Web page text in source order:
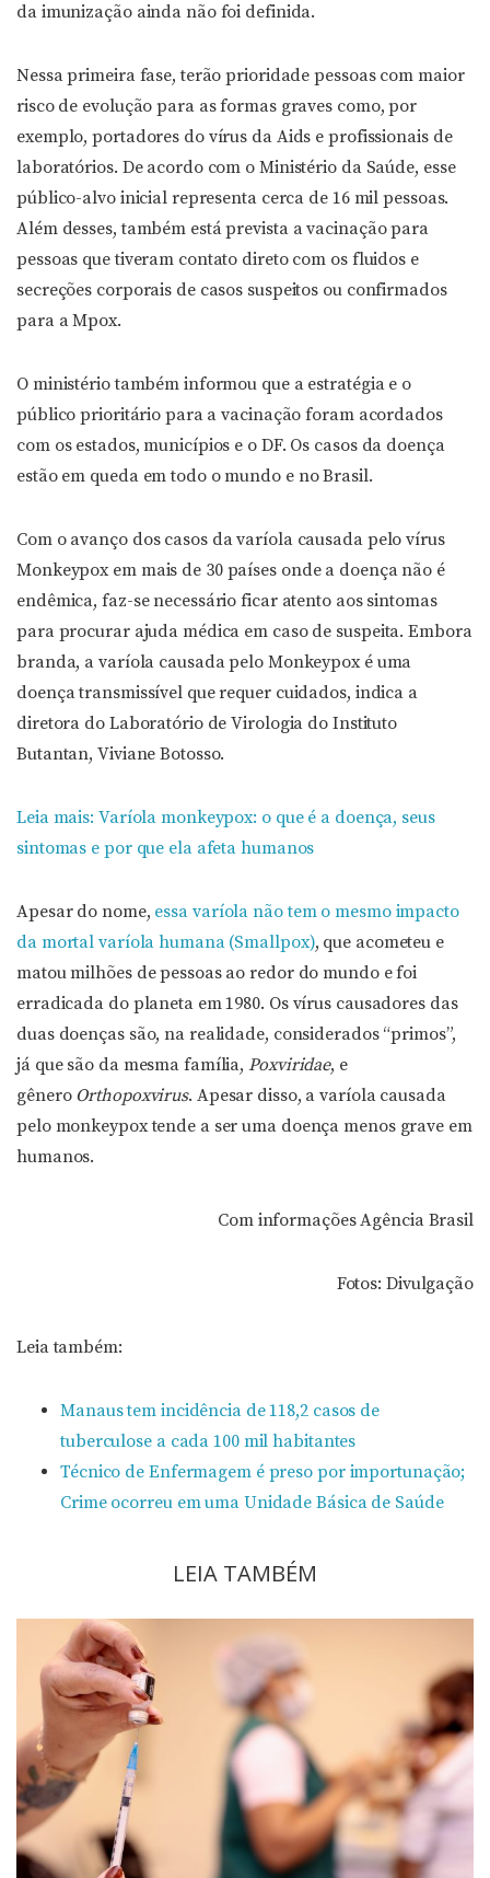
da imunização ainda não foi definida.
Nessa primeira fase, terão prioridade pessoas com maior
risco de evolução para as formas graves como, por
exemplo, portadores do vírus da Aids e profissionais de
laboratórios. De acordo com o Ministério da Saúde, esse
público-alvo inicial representa cerca de 16 mil pessoas.
Além desses, também está prevista a vacinação para
pessoas que tiveram contato direto com os fluidos e
secreções corporais de casos suspeitos ou confirmados
para a Mpox.
O ministério também informou que a estratégia e o
público prioritário para a vacinação foram acordados
com os estados, municípios e o DF. Os casos da doença
estão em queda em todo o mundo e no Brasil.
Com o avanço dos casos da varíola causada pelo vírus
Monkeypox em mais de 30 países onde a doença não é
endêmica, faz-se necessário ficar atento aos sintomas
para procurar ajuda médica em caso de suspeita. Embora
branda, a varíola causada pelo Monkeypox é uma
doença transmissível que requer cuidados, indica a
diretora do Laboratório de Virologia do Instituto
Butantan, Viviane Botosso.
Leia mais: Varíola monkeypox: o que é a doença, seus
sintomas e por que ela afeta humanos
Apesar do nome, essa varíola não tem o mesmo impacto
da mortal varíola humana (Smallpox), que acometeu e
matou milhões de pessoas ao redor do mundo e foi
erradicada do planeta em 1980. Os vírus causadores das
duas doenças são, na realidade, considerados “primos”,
já que são da mesma família,Poxviridae, e
gênero Orthopoxvirus. Apesar disso, a varíola causada
pelo monkeypox tende a ser uma doença menos grave em
humanos.
Com informações Agência Brasil
Fotos: Divulgação
Leia também:
Manaus tem incidência de 118,2 casos de
tuberculose a cada 100 mil habitantes
Técnico de Enfermagem é preso por importunação;
Crime ocorreu em uma Unidade Básica de Saúde
LEIA TAMBÉM